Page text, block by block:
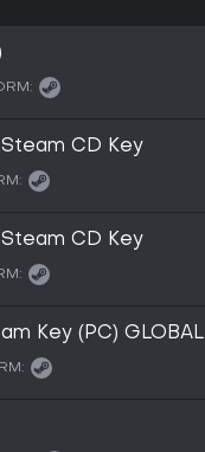
CD Key
CD Key
Key (PC) GLOBAL